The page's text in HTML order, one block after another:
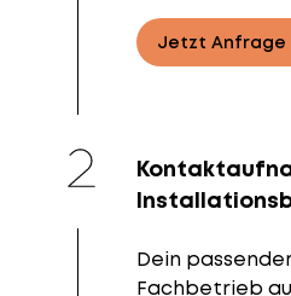
Jetzt Anfrage
Dein
Fachbetrieb